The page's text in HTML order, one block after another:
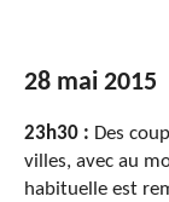
28 mai 2015
23h30 : Des
villes, avec au
habituelle est